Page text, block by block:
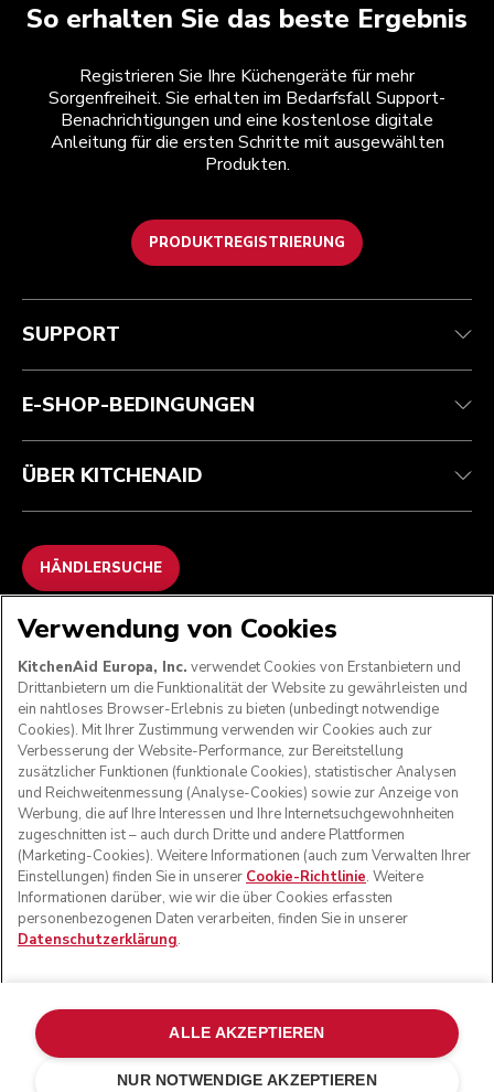
So erhalten Sie das beste Ergebnis
Registrieren Sie Ihre Küchengeräte für mehr
Sorgenfreiheit. Sie erhalten im Bedarfsfall Support-
Benachrichtigungen und eine kostenlose digitale
Anleitung für die ersten Schritte mit ausgewählten
Produkten.
PRODUKTREGISTRIERUNG
Kundenservice
Garantie und Dokumente
Kontaktieren Sie uns.
Teilnahmebedingungen
Rückgaben und Erstattungen
Impressum
ODR
Die Marke
Händlersuche
SUPPORT
E-SHOP-BEDINGUNGEN
ÜBER KITCHENAID
HÄNDLERSUCHE
WIR AKZEPTIEREN
FOLGEN SIE UNS
und das Design der Küchenmaschine sind eingetragene
Marken in den USA und in anderen Ländern.
Meine cookies verwalten Datenschutzerklärung
Verwendung von Cookies
KitchenAid Europa, Inc. verwendet Cookies von Erstanbietern und
Drittanbietern um die Funktionalität der Website zu gewährleisten und
ein nahtloses Browser-Erlebnis zu bieten (unbedingt notwendige
Cookies). Mit Ihrer Zustimmung verwenden wir Cookies auch zur
Verbesserung der Website-Performance, zur Bereitstellung
zusätzlicher Funktionen (funktionale Cookies), statistischer Analysen
und Reichweitenmessung (Analyse-Cookies) sowie zur Anzeige von
Werbung, die auf Ihre Interessen und Ihre Internetsuchgewohnheiten
zugeschnitten ist – auch durch Dritte und andere Plattformen
(Marketing-Cookies). Weitere Informationen (auch zum Verwalten Ihrer
Einstellungen) finden Sie in unserer Cookie-Richtlinie. Weitere
Informationen darüber, wie wir die über Cookies erfassten
personenbezogenen Daten verarbeiten, finden Sie in unserer
Datenschutzerklärung.
NUR NOTWENDIGE AKZEPTIEREN
ALLE AKZEPTIEREN